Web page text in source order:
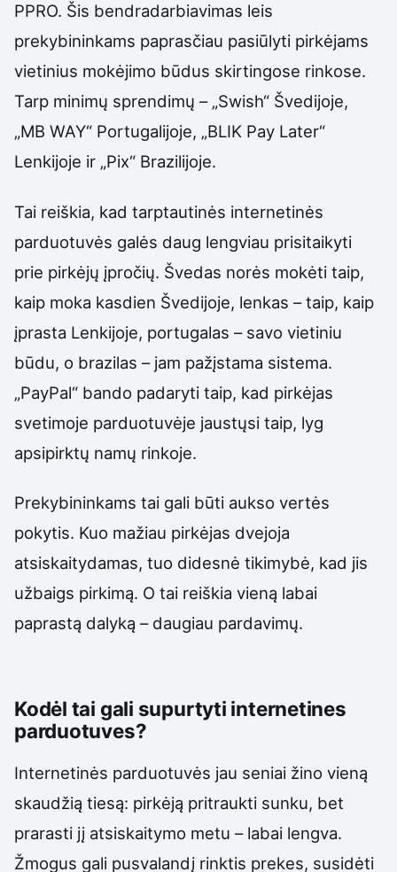
PPRO. Šis bendradarbiavimas leis
prekybininkams paprasčiau pasiūlyti pirkėjams
vietinius mokėjimo būdus skirtingose rinkose.
Tarp minimų sprendimų – „Swish“ Švedijoje,
„MB WAY“ Portugalijoje, „BLIK Pay Later“
Lenkijoje ir „Pix“ Brazilijoje.
Tai reiškia, kad tarptautinės internetinės
parduotuvės galės daug lengviau prisitaikyti
prie pirkėjų įpročių. Švedas norės mokėti taip,
kaip moka kasdien Švedijoje, lenkas – taip, kaip
įprasta Lenkijoje, portugalas – savo vietiniu
būdu, o brazilas – jam pažįstama sistema.
„PayPal“ bando padaryti taip, kad pirkėjas
svetimoje parduotuvėje jaustųsi taip, lyg
apsipirktų namų rinkoje.
Prekybininkams tai gali būti aukso vertės
pokytis. Kuo mažiau pirkėjas dvejoja
atsiskaitydamas, tuo didesnė tikimybė, kad jis
užbaigs pirkimą. O tai reiškia vieną labai
paprastą dalyką – daugiau pardavimų.
Kodėl tai gali supurtyti internetines
parduotuves?
Internetinės parduotuvės jau seniai žino vieną
skaudžią tiesą: pirkėją pritraukti sunku, bet
prarasti jį atsiskaitymo metu – labai lengva.
Žmogus gali pusvalandį rinktis prekes, susidėti